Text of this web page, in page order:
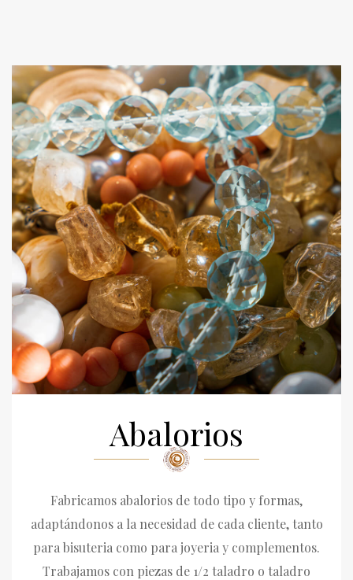
Abalorios
Fabricamos abalorios de todo tipo y formas,
adaptándonos a la necesidad de cada cliente, tanto
para bisuteria como para joyeria y complementos.
Trabajamos con piezas de 1/2 taladro o taladro